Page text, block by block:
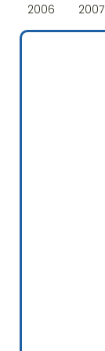
2006 2007